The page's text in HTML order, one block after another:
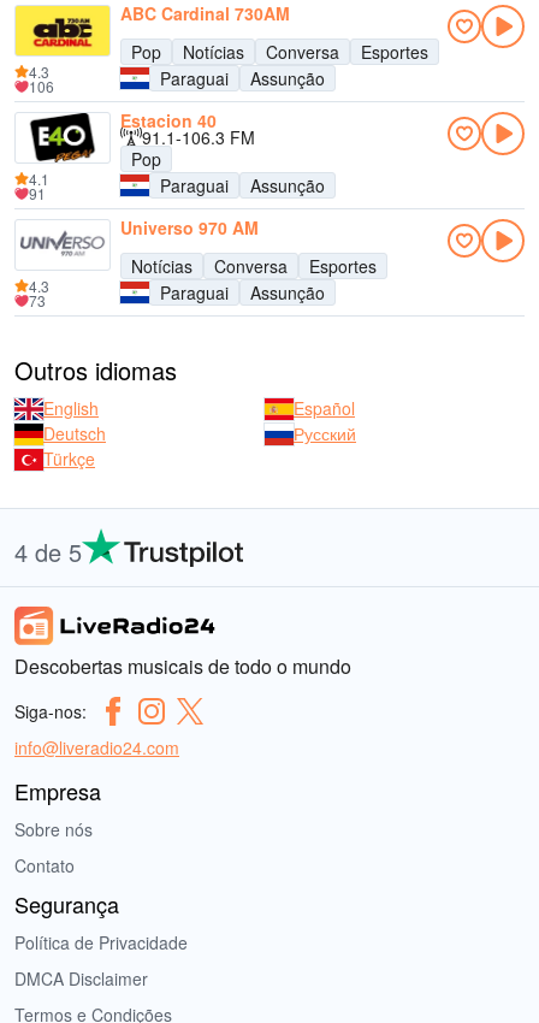
ABC Cardinal 730AM
Pop
Notícias Conversa
Esportes
Paraguai
Assunção
4.3
106
Estacion 40
91.1-106.3 FM
Pop
Paraguai
Assunção
4.1
91
Universo 970 AM
Notícias
Conversa
Esportes
Paraguai
Assunção
4.3
73
Outros idiomas
English
Español
Deutsch
Русский
Türkçe
4 de 5
Descobertas musicais de todo o mundo
Siga-nos:
info@liveradio24.com
Empresa
Sobre nós
Contato
Segurança
Política de Privacidade
DMCA Disclaimer
Termos e Condições